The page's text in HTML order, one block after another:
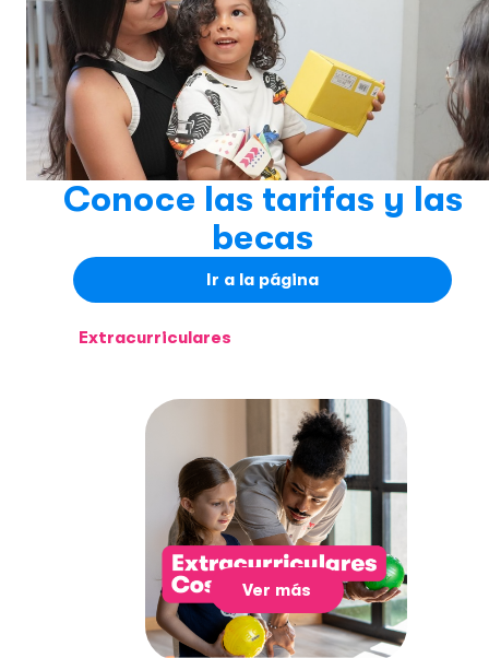
Conoce las tarifas y las
becas
Ir a la página
Extracurriculares
Ver más